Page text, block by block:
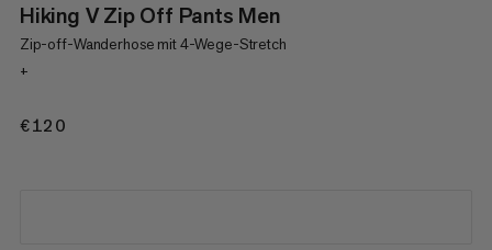
Hiking V Zip Off Pants Men
Zip-off-Wanderhose mit 4-Wege-Stretch
+
€120